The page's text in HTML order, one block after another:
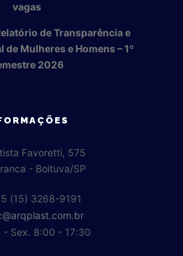
vagas
de Transparência e
de Mulheres e Homens – 1º
2026
Favoretti, 575
- Boituva/SP
(15) 3268-9191
- Sex. 8:00 - 17:30